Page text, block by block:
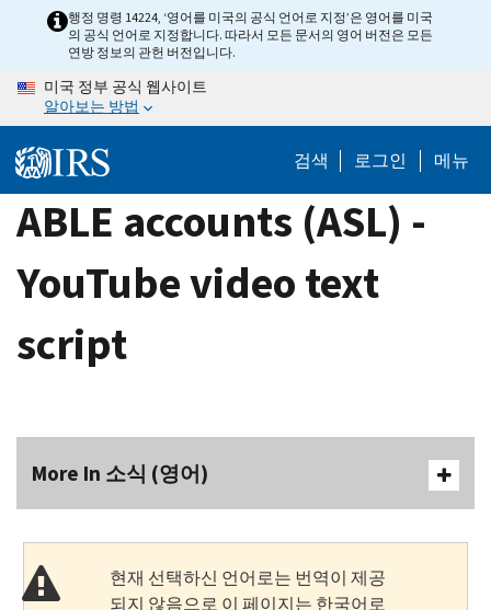
content
행정 명령 14224, ‘영어를 미국의 공식 언어로 지정’은 영어를 미국
의 공식 언어로 지정합니다. 따라서 모든 문서의 영어 버전은 모든
연방 정보의 관헌 버전입니다.
미국 정부 공식 웹사이트
알아보는 방법
검색 로그인 메뉴
ABLE accounts (ASL) -
YouTube video text
script
More In 소식 (영어)
현재 선택하신 언어로는 번역이 제공
되지 않음으로 이 페이지는 한국어로